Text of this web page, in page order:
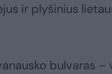
ir plyšinius
bulvaras –